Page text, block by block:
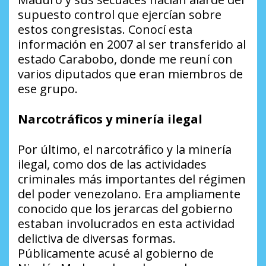
supuesto control que ejercían sobre
estos congresistas. Conocí esta
información en 2007 al ser transferido al
estado Carabobo, donde me reuní con
varios diputados que eran miembros de
ese grupo.
Narcotráficos y minería ilegal
Por último, el narcotráfico y la minería
ilegal, como dos de las actividades
criminales más importantes del régimen
del poder venezolano. Era ampliamente
conocido que los jerarcas del gobierno
estaban involucrados en esta actividad
delictiva de diversas formas.
Públicamente acusé al gobierno de